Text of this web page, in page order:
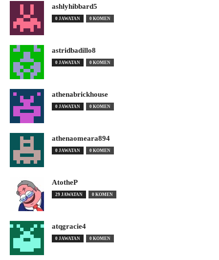
ashlyhibbard5
0 JAWATAN 0 KOMEN
astridbadillo8
0 JAWATAN 0 KOMEN
athenabrickhouse
0 JAWATAN 0 KOMEN
athenaomeara894
0 JAWATAN 0 KOMEN
AtotheP
29 JAWATAN 0 KOMEN
atqgracie4
0 JAWATAN 0 KOMEN